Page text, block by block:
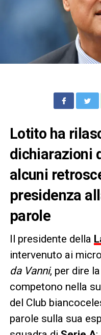
Lotito ha
dichiarazioni
alcuni
presidenza
parole
Il presidente della
intervenuto ai
da Vanni, per dire
competono nella
del Club
parole sulla sua